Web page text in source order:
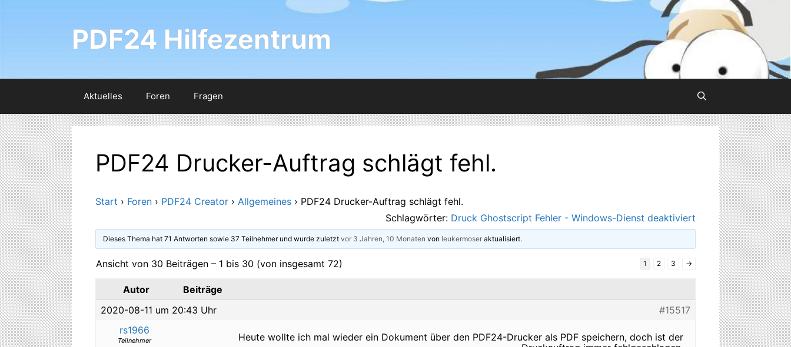
PDF24 Hilfezentrum
Aktuelles Foren Fragen
PDF24 Drucker-Auftrag schlägt fehl.
Start › Foren › PDF24 Creator › Allgemeines › PDF24 Drucker-Auftrag schlägt fehl.
Schlagwörter: Druck Ghostscript Fehler - Windows-Dienst deaktiviert
Dieses Thema hat 71 Antworten sowie 37 Teilnehmer und wurde zuletzt vor 3 Jahren, 10 Monaten von leukermoseraktualisiert.
Ansicht von 30 Beiträgen – 1 bis 30 (von insgesamt 72) 1 2 3 →
Autor
Beiträge
2020-08-11 um 20:43 Uhr
#15517
rs1966
Teilnehmer
Heute wollte ich mal wieder ein Dokument über den PDF24-Drucker als PDF speichern, doch ist der